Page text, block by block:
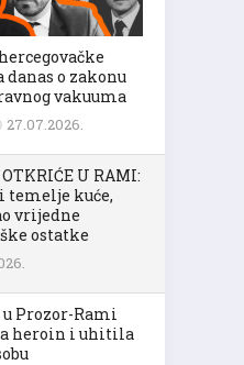
danas o zakonu
vakuuma
27.07.2026.
U RAMI:
temelje kuće,
vrijedne
ostatke
Prozor-Rami
heroin i uhitila